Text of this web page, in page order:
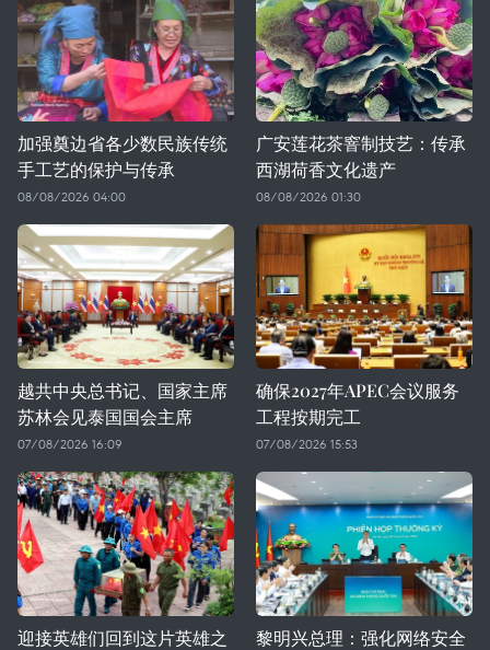
加强奠边省各少数民族传统
手工艺的保护与传承
08/08/2026 04:00
广安莲花茶窨制技艺：传承
西湖荷香文化遗产
08/08/2026 01:30
越共中央总书记、国家主席
苏林会见泰国国会主席
07/08/2026 16:09
确保2027年APEC会议服务
工程按期完工
07/08/2026 15:53
迎接英雄们回到这片英雄之
黎明兴总理：强化网络安全